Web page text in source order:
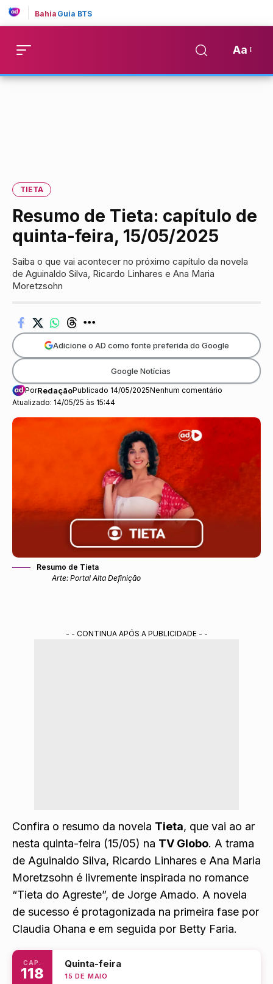
Bahia Guia BTS
Aa
TIETA
Resumo de Tieta: capítulo de
quinta-feira, 15/05/2025
Saiba o que vai acontecer no próximo capítulo da novela
de Aguinaldo Silva, Ricardo Linhares e Ana Maria
Moretzsohn
Atualizado: 14/05/25 às 15:44
PorRedaçãoPublicado 14/05/2025Nenhum comentário
Adicione o AD como fonte preferida do Google
Google Notícias
Resumo de Tieta
Arte: Portal Alta Definição
- - CONTINUA APÓS A PUBLICIDADE - -
Confira o resumo da novela Tieta, que vai ao ar
nesta quinta-feira (15/05) na TV Globo. A trama
de Aguinaldo Silva, Ricardo Linhares e Ana Maria
Moretzsohn é livremente inspirada no romance
“Tieta do Agreste”, de Jorge Amado. A novela
de sucesso é protagonizada na primeira fase por
Claudia Ohana e em seguida por Betty Faria.
CAP.
118
Quinta-feira
15 DE MAIO